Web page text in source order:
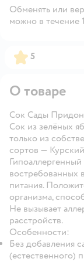
Обменять или
можно в течение
Рейтинг:
5
О товаре
Сок Сады
Сок из зелёных
только из
сортов —
востребованных
питания.
организма,
Не вызывает
расстройств.
Особенности:
Без добавления
(естественного)